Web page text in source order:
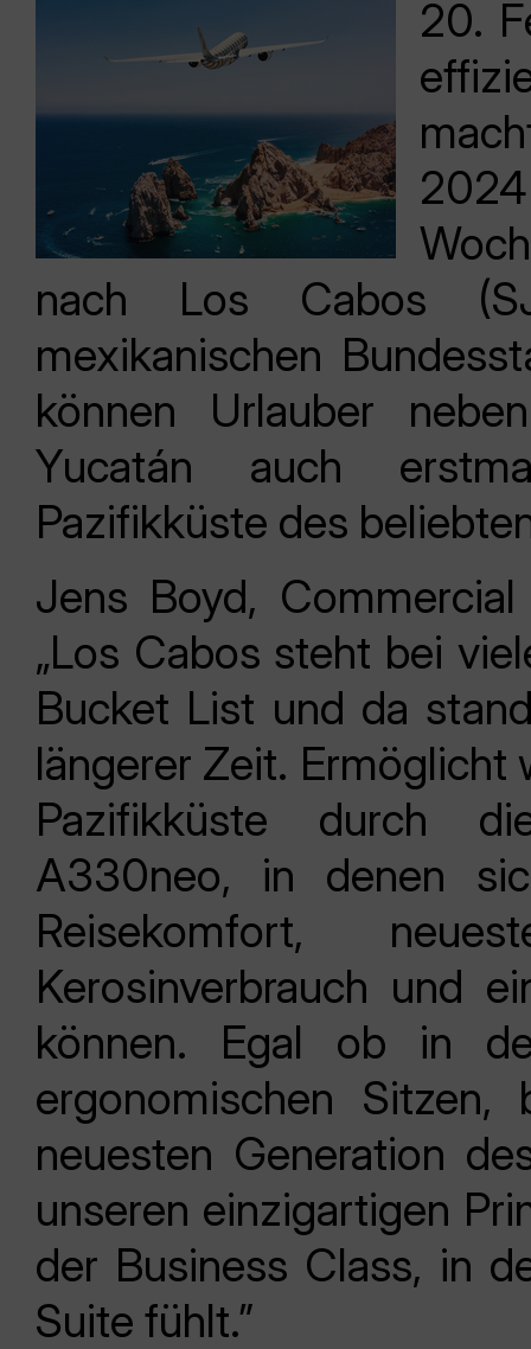
20.
nach Los Cabos
mexikanischen
können Urlauber
Yucatán auch
Pazifikküste des
Jens Boyd,
„Los Cabos steht bei
Bucket List und da
längerer Zeit. Ermöglicht
Pazifikküste durch
A330neo, in denen
Reisekomfort,
Kerosinverbrauch und
können. Egal ob in
ergonomischen
neuesten Generation
unseren einzigartigen
der Business Class, in
Suite fühlt.”